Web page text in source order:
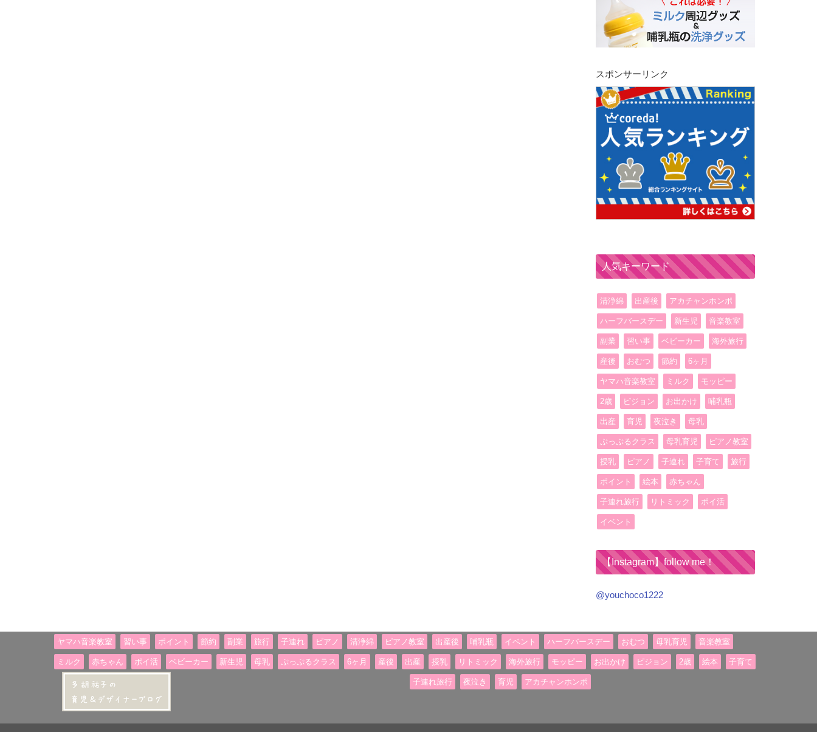
スポンサーリンク
人気キーワード
清浄綿 出産後 アカチャンホンポ
ハーフバースデー 新生児 音楽教室
副業 習い事 ベビーカー 海外旅行
産後 おむつ 節約 6ヶ月
ヤマハ音楽教室 ミルク モッピー
2歳 ピジョン お出かけ 哺乳瓶
出産 育児 夜泣き 母乳
ぷっぷるクラス 母乳育児 ピアノ教室
授乳 ピアノ 子連れ 子育て 旅行
ポイント 絵本 赤ちゃん
子連れ旅行 リトミック ポイ活
イベント
【Instagram】follow me！
@youchoco1222
ヤマハ音楽教室 習い事 ポイント 節約 副業 旅行 子連れ ピアノ 清浄綿 ピアノ教室 出産後 哺乳瓶 イベント ハーフバースデー おむつ 母乳育児 音楽教室
ミルク 赤ちゃん ポイ活 ベビーカー 新生児 母乳 ぷっぷるクラス 6ヶ月 産後 出産 授乳 リトミック 海外旅行 モッピー お出かけ ピジョン 2歳 絵本 子育て
子連れ旅行 夜泣き 育児 アカチャンホンポ